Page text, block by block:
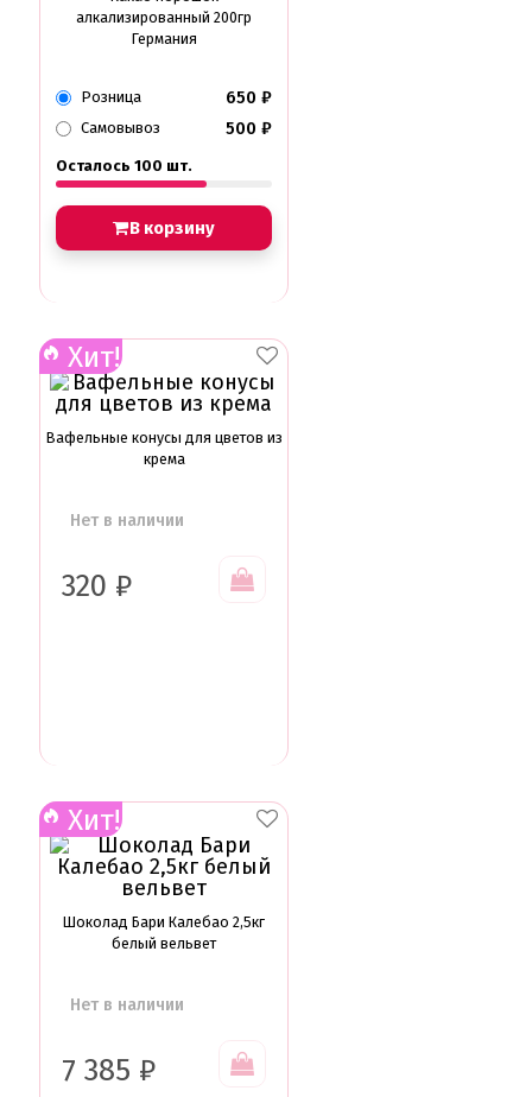
алкализированный 200гр
Германия
Розница 650 ₽
Самовывоз 500 ₽
Осталось 100 шт.
В корзину
Хит!
Вафельные конусы для цветов из
крема
Нет в наличии
320 ₽
Хит!
Шоколад Бари Калебао 2,5кг
белый вельвет
Нет в наличии
7 385 ₽